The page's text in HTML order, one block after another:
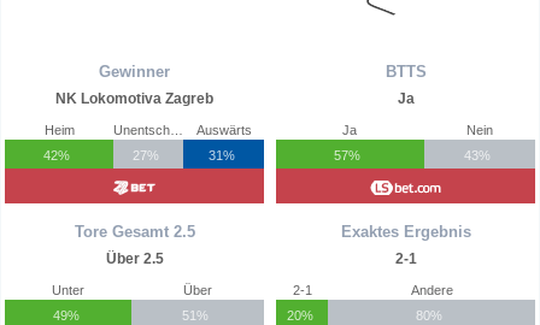
Gewinner
NK Lokomotiva Zagreb
Heim
42%
27%
Auswärts
31%
Tore Gesamt 2.5
Über 2.5
Unter
49%
Über
51%
BTTS
Ja
Ja
57%
Nein
43%
Exaktes Ergebnis
2-1
2-1
20%
Andere
80%